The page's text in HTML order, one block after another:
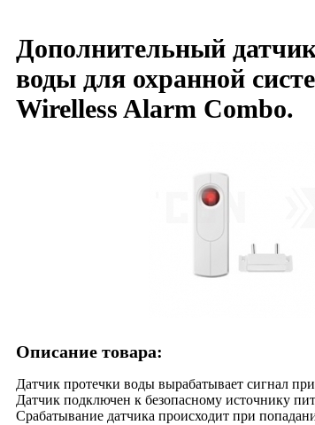
Дополнительный
воды для охранной
Wirelless Alarm Combo.
Описание товара:
Датчик протечки воды вырабатывает сигнал
Датчик подключен к безопасному источнику
Срабатывание датчика происходит при